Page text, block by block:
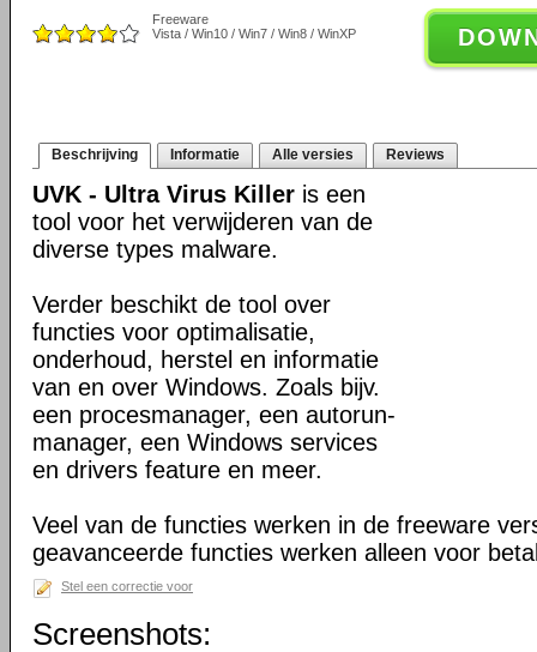
Freeware
Vista / Win10 / Win7 / Win8 / WinXP
Beschrijving Informatie Alle versies Reviews
UVK - Ultra Virus Killer is een
tool voor het verwijderen van de
diverse types malware.
Verder beschikt de tool over
functies voor optimalisatie,
onderhoud, herstel en informatie
van en over Windows. Zoals bijv.
een procesmanager, een autorun-
manager, een Windows services
en drivers feature en meer.
Veel van de functies werken in de freeware
geavanceerde functies werken alleen voor
Stel een correctie voor
Screenshots: